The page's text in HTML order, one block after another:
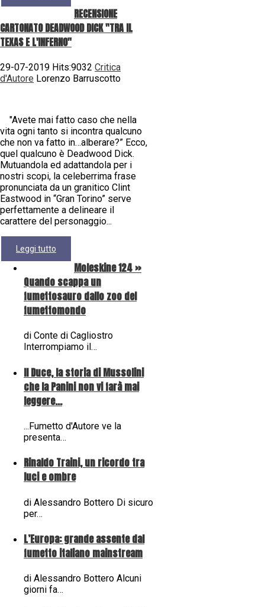
RECENSIONE
CARTONATO DEADWOOD DICK "TRA IL
TEXAS E L'INFERNO"
29-07-2019 Hits:9032 Critica
d'Autore Lorenzo Barruscotto
"Avete mai fatto caso che nella
vita ogni tanto si incontra qualcuno
che non va fatto in…alberare?” Ecco,
quel qualcuno è Deadwood Dick.
Mutuandola ed adattandola per i
nostri scopi, la celeberrima frase
pronunciata da un granitico Clint
Eastwood in “Gran Torino” serve
perfettamente a delineare il
carattere del personaggio...
Leggi tutto
Moleskine 124 »
Quando scappa un
fumettosauro dallo zoo del
fumettomondo
di Conte di Cagliostro
Interrompiamo il…
Il Duce, la storia di Mussolini
che la Panini non vi farà mai
leggere...
...Fumetto d'Autore ve la
presenta…
Rinaldo Traini, un ricordo tra
luci e ombre
di Alessandro Bottero Di sicuro
per…
L’Europa: grande assente dal
fumetto italiano mainstream
di Alessandro Bottero Alcuni
giorni fa…